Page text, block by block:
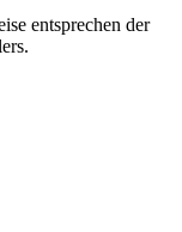
entsprechen der